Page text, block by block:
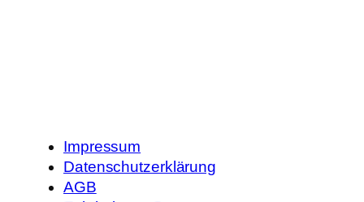
Impressum
Datenschutzerklärung
AGB